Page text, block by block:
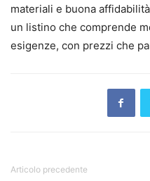
materiali e buona
un listino che comprende
esigenze, con prezzi che
Articolo precedente